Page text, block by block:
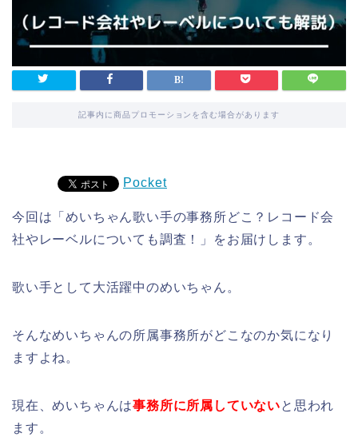
記事内に商品プロモーションを含む場合があります
Pocket
今回は「めいちゃん歌い手の事務所どこ？レコード会
社やレーベルについても調査！」をお届けします。
歌い手として大活躍中のめいちゃん。
そんなめいちゃんの所属事務所がどこなのか気になり
ますよね。
現在、めいちゃんは事務所に所属していないと思われ
ます。